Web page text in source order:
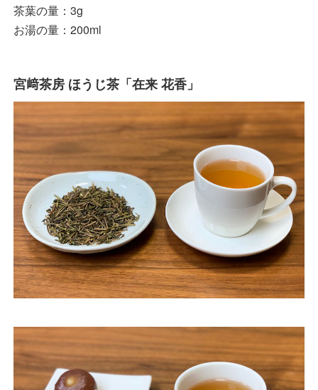
茶葉の量：3g
お湯の量：200ml
宮﨑茶房 ほうじ茶「在来 花香」